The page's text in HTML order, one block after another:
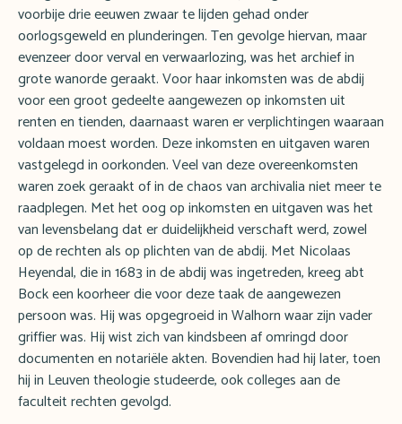
voorbije drie eeuwen zwaar te lijden gehad onder
oorlogsgeweld en plunderingen. Ten gevolge hiervan, maar
evenzeer door verval en verwaarlozing, was het archief in
grote wanorde geraakt. Voor haar inkomsten was de abdij
voor een groot gedeelte aangewezen op inkomsten uit
renten en tienden, daarnaast waren er verplichtingen waaraan
voldaan moest worden. Deze inkomsten en uitgaven waren
vastgelegd in oorkonden. Veel van deze overeenkomsten
waren zoek geraakt of in de chaos van archivalia niet meer te
raadplegen. Met het oog op inkomsten en uitgaven was het
van levensbelang dat er duidelijkheid verschaft werd, zowel
op de rechten als op plichten van de abdij. Met Nicolaas
Heyendal, die in 1683 in de abdij was ingetreden, kreeg abt
Bock een koorheer die voor deze taak de aangewezen
persoon was. Hij was opgegroeid in Walhorn waar zijn vader
griffier was. Hij wist zich van kindsbeen af omringd door
documenten en notariële akten. Bovendien had hij later, toen
hij in Leuven theologie studeerde, ook colleges aan de
faculteit rechten gevolgd.